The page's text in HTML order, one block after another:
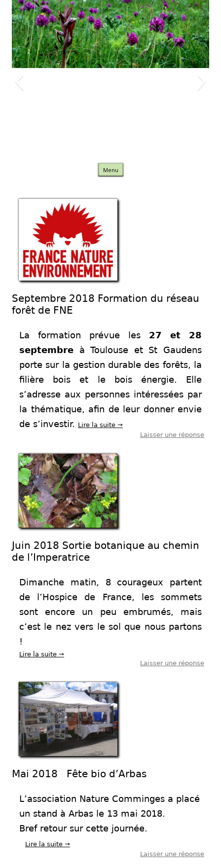
Nature Comminges
Menu Skip to content
Septembre 2018 Formation du réseau
forêt de FNE
La formation prévue les 27 et 28
septembre à Toulouse et St Gaudens
porte sur la gestion durable des forêts, la
filière bois et le bois énergie. Elle
s’adresse aux personnes intéressées par
la thématique, afin de leur donner envie
de s’investir. Lire la suite →
Laisser une réponse
Juin 2018 Sortie botanique au chemin
de l’Imperatrice
Dimanche matin, 8 courageux partent
de l’Hospice de France, les sommets
sont encore un peu embrumés, mais
c’est le nez vers le sol que nous partons
!
Lire la suite →
Laisser une réponse
Mai 2018 Fête bio d’Arbas
L’association Nature Comminges a placé
un stand à Arbas le 13 mai 2018.
Bref retour sur cette journée.
Lire la suite →
Laisser une réponse